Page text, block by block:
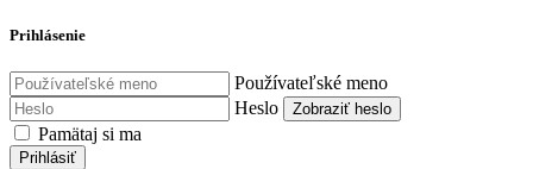
Prihlásenie
Používateľské meno
Heslo
Zobraziť heslo
Pamätaj si ma
Prihlásiť